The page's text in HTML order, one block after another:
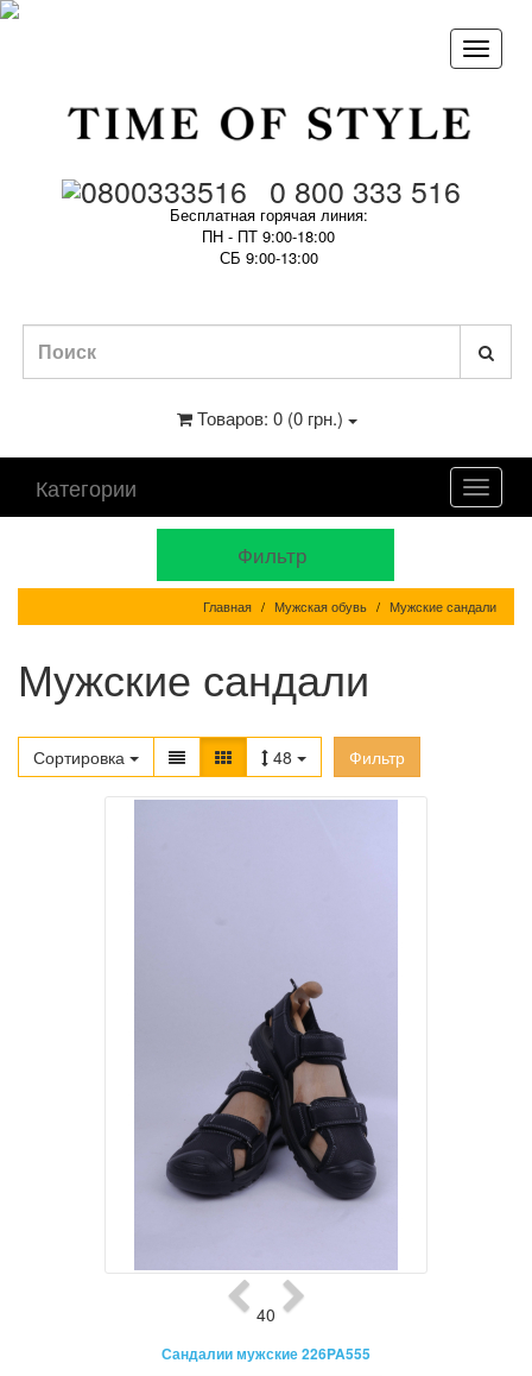
0 800 333 516
Бесплатная горячая линия:
ПН - ПТ 9:00-18:00
СБ 9:00-13:00
Товаров: 0 (0 грн.)
Категории
Фильтр
Главная Мужская обувь Мужские сандали
Мужские сандали
Сортировка 48 Фильтр
40
Сандалии мужские 226PA555